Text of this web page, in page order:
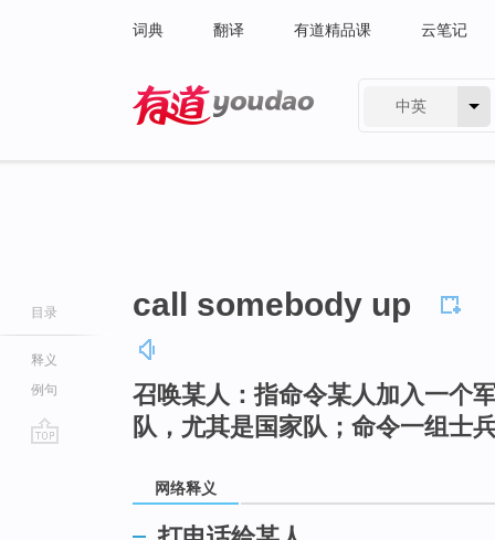
词典 翻译 有道精品课 云笔记
中英
目录
释义
例句
call somebody up
召唤某人：指命令某人加入一个
队，尤其是国家队；命令一组士
网络释义